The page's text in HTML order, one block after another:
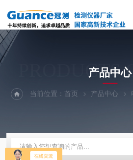
PRODUCTS
产品中心
当前位置：首页 产品中心